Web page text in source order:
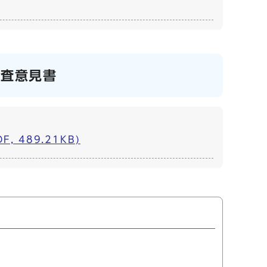
意見書
489.21KB)